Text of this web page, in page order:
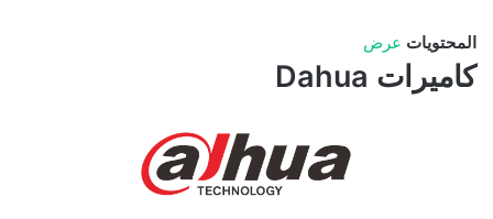
المحتويات عرض
كاميرات Dahua